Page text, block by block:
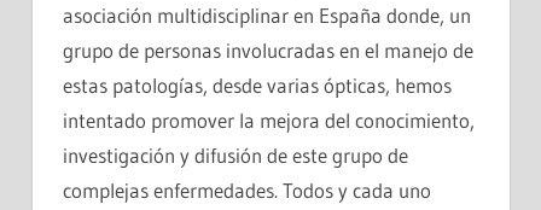
asociación multidisciplinar en España donde, un
grupo de personas involucradas en el manejo de
estas patologías, desde varias ópticas, hemos
intentado promover la mejora del conocimiento,
investigación y difusión de este grupo de
complejas enfermedades. Todos y cada uno